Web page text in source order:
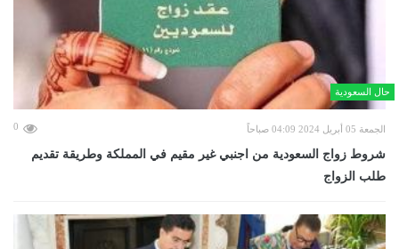
حال السعودية
الجمعة 05 أبريل 2024 04:09 صباحاً 0
شروط زواج السعودية من اجنبي غير مقيم في المملكة وطريقة تقديم
طلب الزواج